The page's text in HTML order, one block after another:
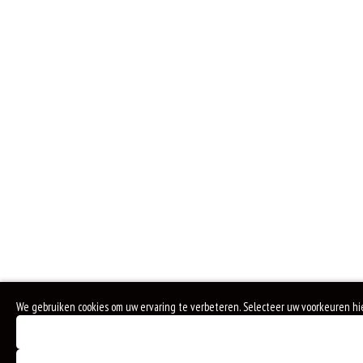
We gebruiken cookies om uw ervaring te verbeteren. Selecteer uw voorkeuren